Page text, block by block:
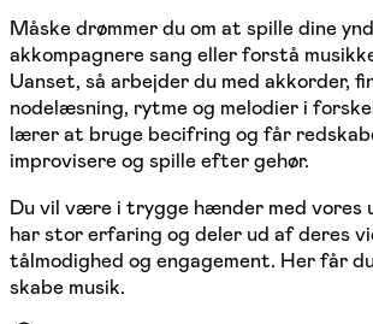
Måske drømmer du om at spille dine
akkompagnere sang eller forstå
Uanset, så arbejder du med akkorder,
nodelæsning, rytme og melodier i
lærer at bruge becifring og får
improvisere og spille efter gehør.
Du vil være i trygge hænder med vores
har stor erfaring og deler ud af deres
tålmodighed og engagement. Her får
skabe musik.